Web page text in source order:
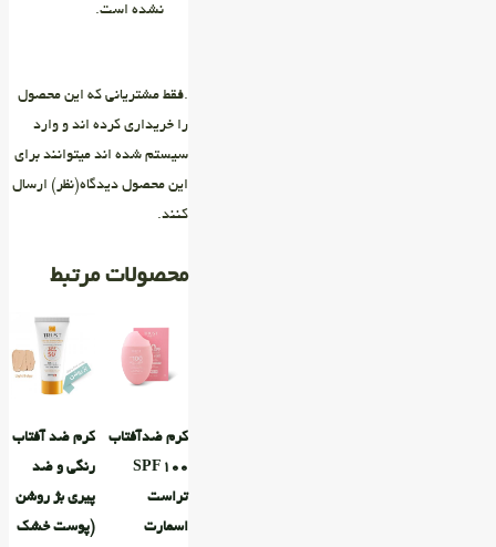
نشده است.
.فقط مشتریانی که این محصول
را خریداری کرده اند و وارد
سیستم شده اند میتوانند برای
این محصول دیدگاه(نظر) ارسال
کنند.
محصولات مرتبط
کرم ضدآفتاب
SPF۱۰۰
تراست
اسمارت
کرم ضد آفتاب
رنگی و ضد
پیری بژ روشن
(پوست خشک